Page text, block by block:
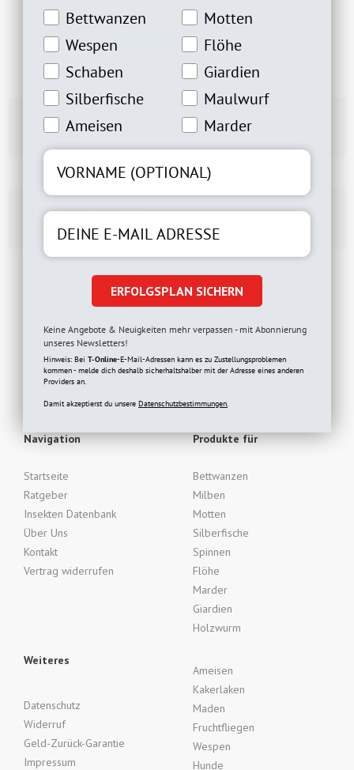
Versandfertig
in 24 Std
Kostenloser Versand
in DE ab 29€
eBook sichern
Navigation
Startseite
Ratgeber
Insekten Datenbank
Über Uns
Kontakt
Vertrag widerrufen
Produkte für
Bettwanzen
Milben
Motten
Silberfische
Spinnen
Flöhe
Marder
Giardien
Holzwurm
Weiteres
Datenschutz
Widerruf
Geld-Zurück-Garantie
Impressum
Ameisen
Kakerlaken
Maden
Fruchtfliegen
Wespen
Hunde
Bettwanzeninteresse
Bettwanzen Motteninteresse
Motten
Wespeninteresse
Wespen Flöheinteresse
Flöhe
Schabeninteresse
Schaben Giardien Interesse
Giardien
Silberfische Interesse
Silberfische Maulwurfinteresse
Maulwurf
Ameiseninteresse
Ameisen Marderinteresse
Marder
ERFOLGSPLAN SICHERN
Keine Angebote & Neuigkeiten mehr verpassen - mit Abonnierung
unseres Newsletters!
Hinweis: Bei T-Online-E-Mail-Adressen kann es zu Zustellungsproblemen
kommen - melde dich deshalb sicherhaltshalber mit der Adresse eines anderen
Providers an.
Damit akzeptierst du unsere Datenschutzbestimmungen.